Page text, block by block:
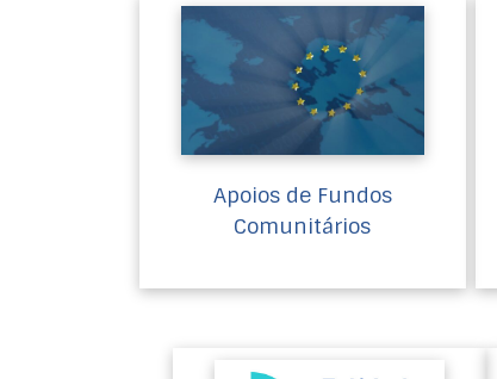
Apoios de Fundos
Comunitários